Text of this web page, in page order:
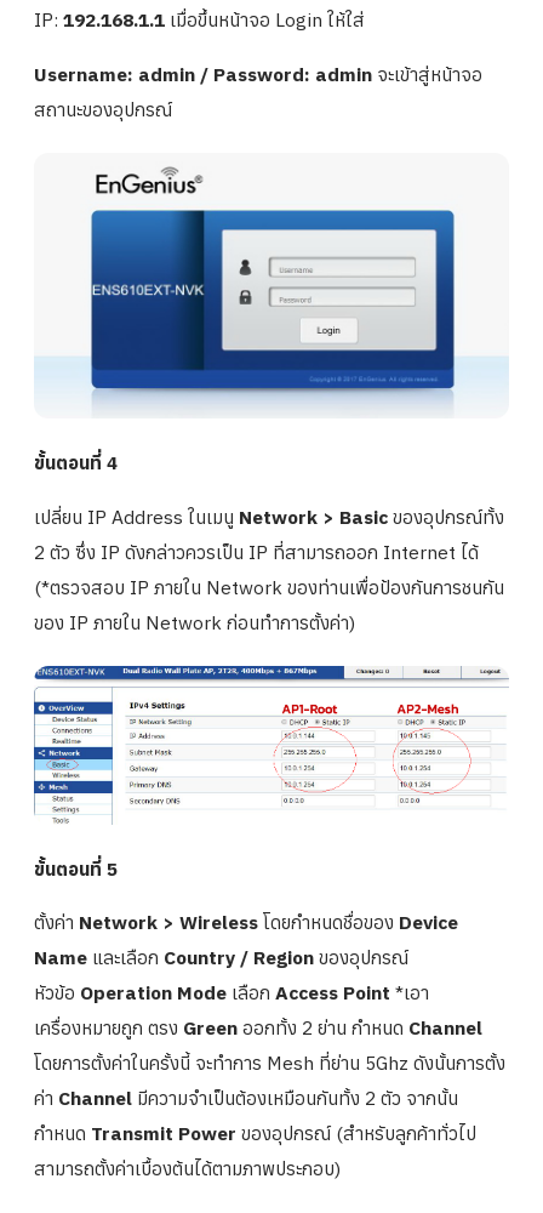
IP: 192.168.1.1 เมื่อขึ้นหน้าจอ Login ให้ใส่
Username: admin / Password: admin จะเข้าสู่หน้าจอ
สถานะของอุปกรณ์
ขั้นตอนที่ 4
เปลี่ยน IP Address ในเมนู Network > Basic ของอุปกรณ์ทั้ง
2 ตัว ซึ่ง IP ดังกล่าวควรเป็น IP ที่สามารถออก Internet ได้
(*ตรวจสอบ IP ภายใน Network ของท่านเพื่อป้องกันการชนกัน
ของ IP ภายใน Network ก่อนทำการตั้งค่า)
ขั้นตอนที่ 5
ตั้งค่า Network > Wireless โดยกำหนดชื่อของ Device
Name และเลือก Country / Region ของอุปกรณ์
หัวข้อ Operation Mode เลือก Access Point *เอา
เครื่องหมายถูก ตรง Green ออกทั้ง 2 ย่าน กำหนด Channel
โดยการตั้งค่าในครั้งนี้ จะทำการ Mesh ที่ย่าน 5Ghz ดังนั้นการตั้ง
ค่า Channel มีความจำเป็นต้องเหมือนกันทั้ง 2 ตัว จากนั้น
กำหนด Transmit Power ของอุปกรณ์ (สำหรับลูกค้าทั่วไป
สามารถตั้งค่าเบื้องต้นได้ตามภาพประกอบ)